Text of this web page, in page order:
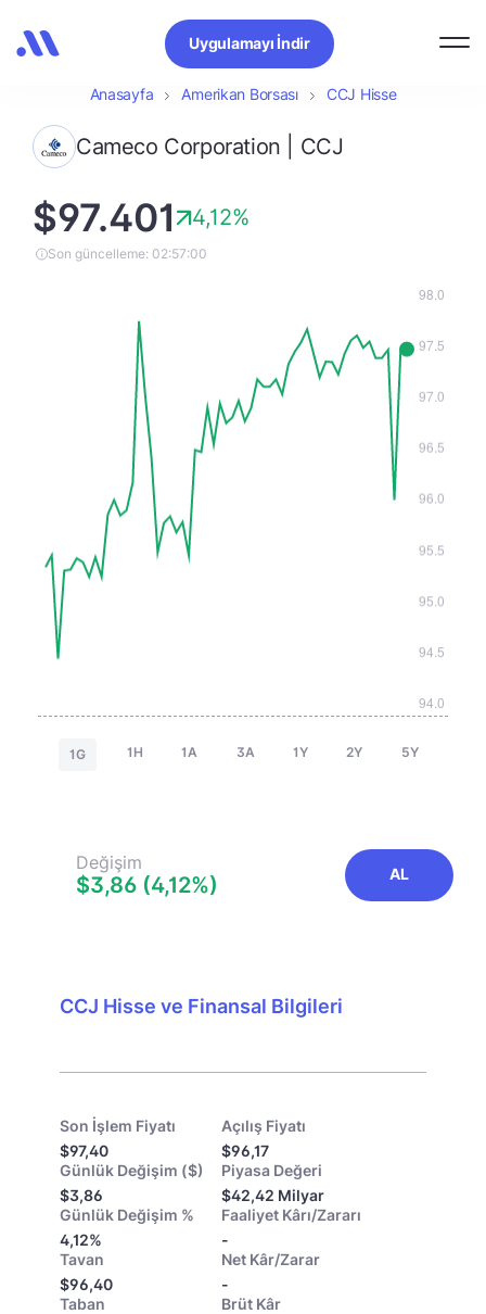
Uygulamayı İndir
Anasayfa Amerikan Borsası CCJ Hisse
Cameco Corporation | CCJ
$97.401 4,12%
Son güncelleme: 02:57:00
1G 1H 1A 3A 1Y 2Y 5Y
Değişim
$3,86 (4,12%) AL
CCJ Hisse ve Finansal Bilgileri
Son İşlem Fiyatı
$97,40
Açılış Fiyatı
$96,17
Günlük Değişim ($)
$3,86
Piyasa Değeri
$42,42 Milyar
Günlük Değişim %
4,12%
Faaliyet Kârı/Zararı
-
Tavan
$96,40
Net Kâr/Zarar
-
Taban
Brüt Kâr